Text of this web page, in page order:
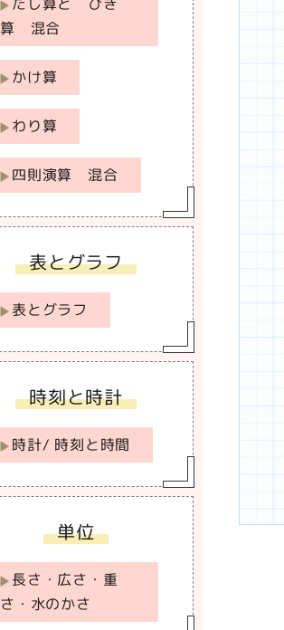
算 混合
かけ算
わり算
四則演算 混合
表とグラフ
表とグラフ
時刻と時計
時計/ 時刻と時間
単位
長さ・広さ・重
さ・水のかさ